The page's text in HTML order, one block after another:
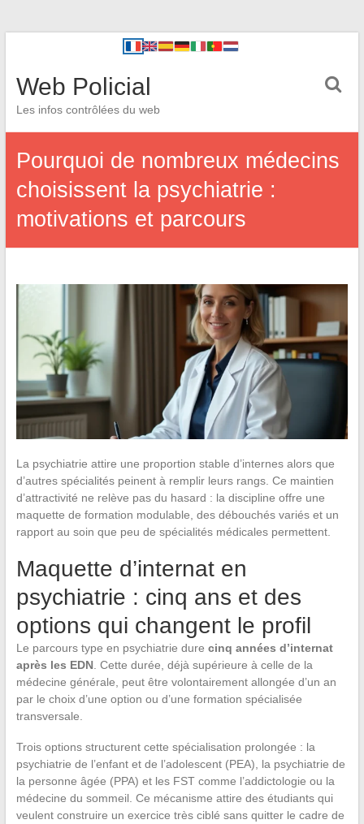
Web Policial
Les infos contrôlées du web
Pourquoi de nombreux médecins
choisissent la psychiatrie :
motivations et parcours
La psychiatrie attire une proportion stable d’internes alors que
d’autres spécialités peinent à remplir leurs rangs. Ce maintien
d’attractivité ne relève pas du hasard : la discipline offre une
maquette de formation modulable, des débouchés variés et un
rapport au soin que peu de spécialités médicales permettent.
Maquette d’internat en
psychiatrie : cinq ans et des
options qui changent le profil
Le parcours type en psychiatrie dure cinq années d’internat
après les EDN. Cette durée, déjà supérieure à celle de la
médecine générale, peut être volontairement allongée d’un an
par le choix d’une option ou d’une formation spécialisée
transversale.
Trois options structurent cette spécialisation prolongée : la
psychiatrie de l’enfant et de l’adolescent (PEA), la psychiatrie de
la personne âgée (PPA) et les FST comme l’addictologie ou la
médecine du sommeil. Ce mécanisme attire des étudiants qui
veulent construire un exercice très ciblé sans quitter le cadre de